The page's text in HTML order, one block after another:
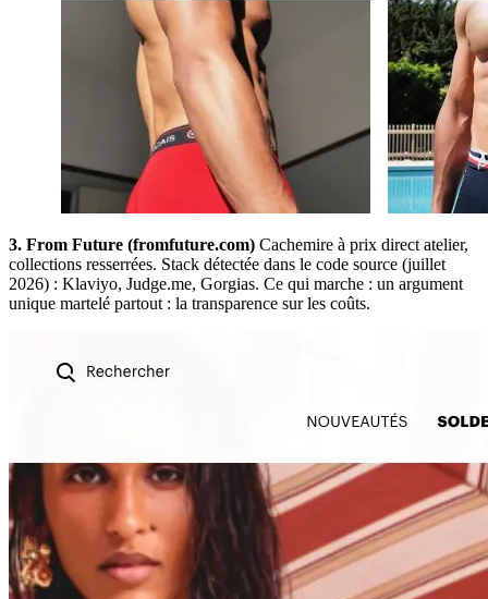
3. From Future (fromfuture.com) Cachemire à prix direct atelier,
collections resserrées. Stack détectée dans le code source (juillet
2026) : Klaviyo, Judge.me, Gorgias. Ce qui marche : un argument
unique martelé partout : la transparence sur les coûts.